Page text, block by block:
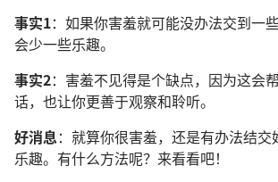
事实1：如果你害羞就可能没办法交到一
会少一些乐趣。
事实2：害羞不见得是个缺点，因为这会
话，也让你更善于观察和聆听。
好消息：就算你很害羞，还是有办法结
乐趣。有什么方法呢？来看看吧！